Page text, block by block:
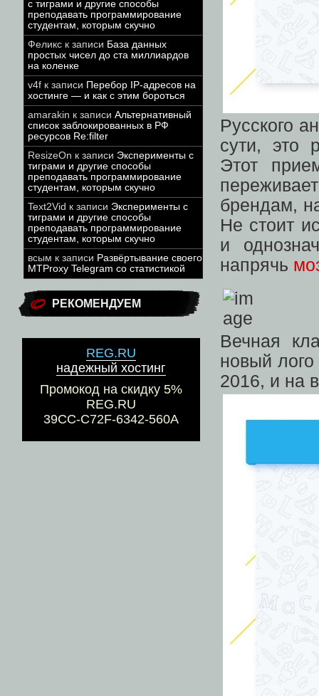
с тиграми и другие способы
преподавать программирование
студентам, которым скучно
Феликс к записи База данных
простых чисел до ста миллиардов
на коленке
v4f к записи Перебор IP-адресов на
хостинге — и как с этим бороться
amarakin к записи Альтернативный
список заблокированных в РФ
ресурсов Re:filter
ResizeOn к записи Эксперименты с
тиграми и другие способы
преподавать программирование
студентам, которым скучно
Text2Vid к записи Эксперименты с
тиграми и другие способы
преподавать программирование
студентам, которым скучно
всым к записи Развёртывание своего
MTProxy Telegram со статистикой
РЕКОМЕНДУЕМ
REG.RU
надежный хостинг
Промокод на скидку 5%
REG.RU
39CC-C72F-6342-560A
Русского
сути, это
Этот
брендам,
Не стоит
и
напрячь
Вечная
новый
2016, и на